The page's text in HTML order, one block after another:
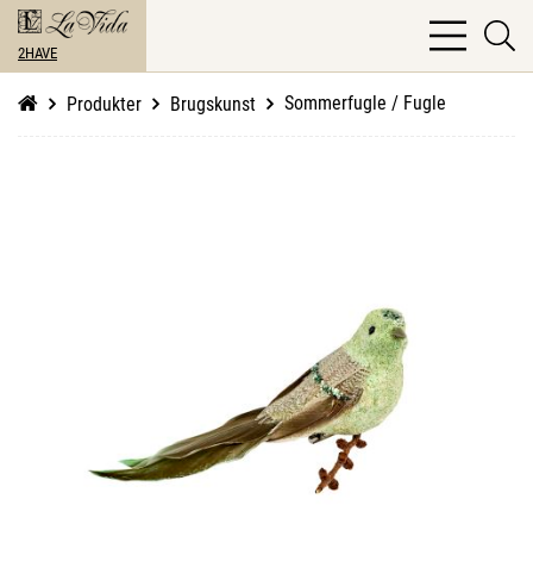
2HAVE
bars
light
Produkter Brugskunst Sommerfugle / Fugle